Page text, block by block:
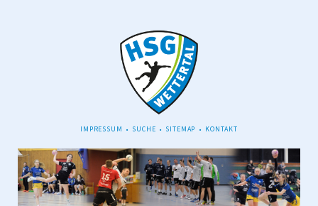
NAVIGATION
IMPRESSUM SUCHE SITEMAP KONTAKT